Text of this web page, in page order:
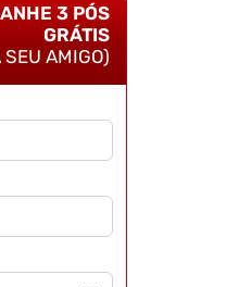
3 PÓS
GRÁTIS
SEU AMIGO)